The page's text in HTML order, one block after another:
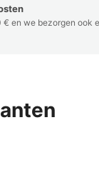
€ en we bezorgen ook